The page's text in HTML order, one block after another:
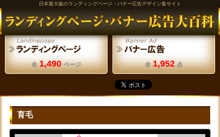
日本最大級のランディングページ・バナー広告デザイン集サイト
全 1,490 ページ 全 1,952 点
育毛